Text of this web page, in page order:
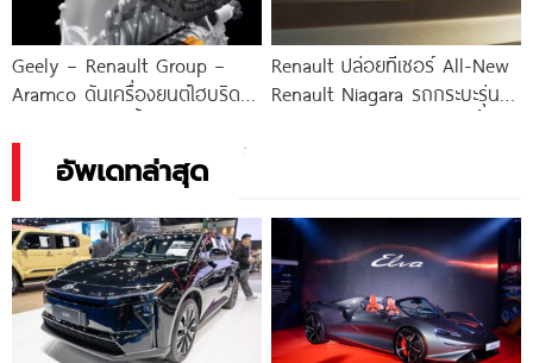
Geely – Renault Group –
Aramco ดันเครื่องยนต์ไฮบริด
40%
Renault ปล่อยทีเซอร์ All-New
Renault Niagara รถกระบะรุ่น
อัพเดทล่าสุด